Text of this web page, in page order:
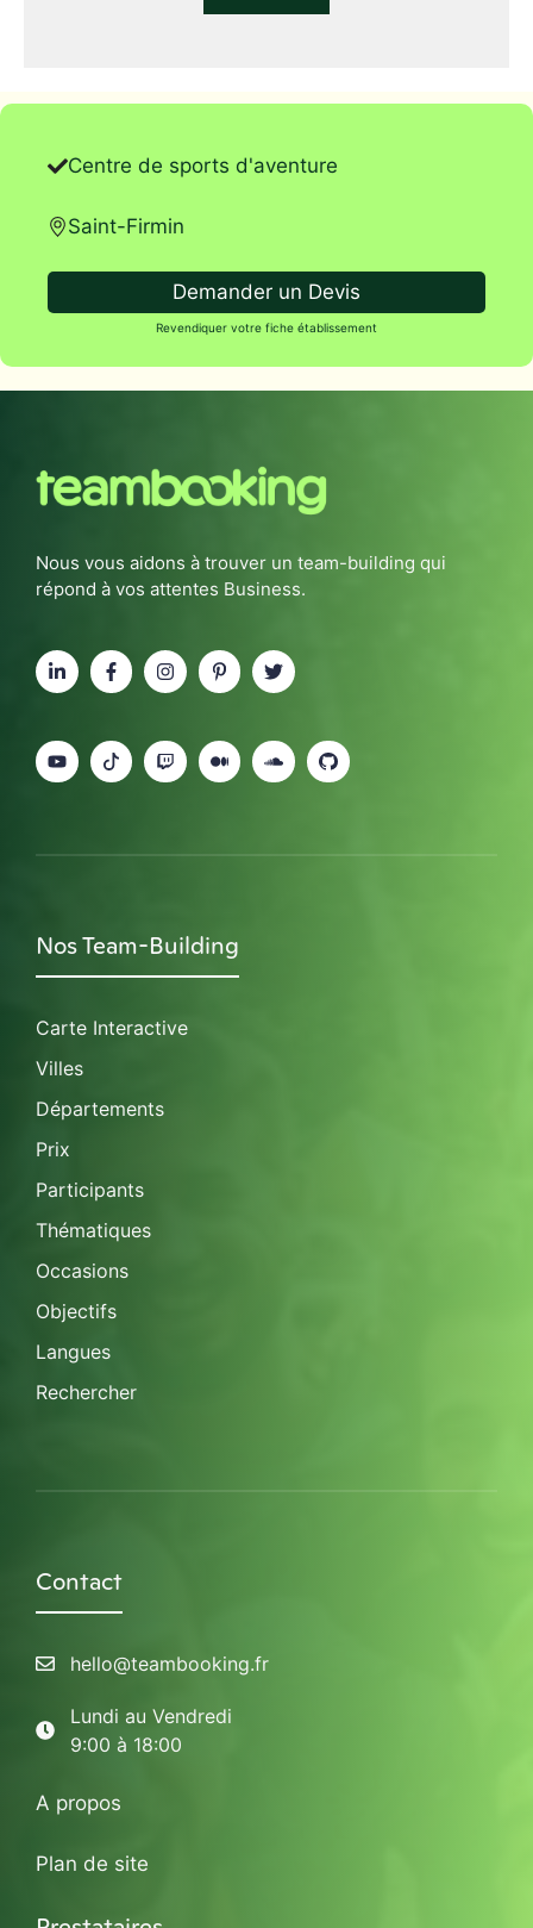
Centre de sports d'aventure
Saint-Firmin
Demander un Devis
Revendiquer votre fiche établissement
Nous vous aidons à trouver un team-building qui
répond à vos attentes Business.
Nos Team-Building
Carte Interactive
Villes
Départements
Prix
Participants
Thématiques
Occasions
Objectifs
Langues
Rechercher
Contact
hello@teambooking.fr
Lundi au Vendredi
9:00 à 18:00
A propos
Plan de site